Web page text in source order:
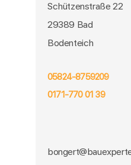
Schützenstraße 22
29389 Bad
Bodenteich
05824-8759209
0171-770 01 39